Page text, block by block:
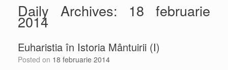
Daily Archives: 18 februarie
2014
Euharistia în Istoria Mântuirii (I)
Posted on 18 februarie 2014